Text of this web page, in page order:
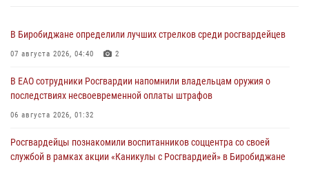
В Биробиджане определили лучших стрелков среди росгвардейцев
07 августа 2026, 04:40 2
В ЕАО сотрудники Росгвардии напомнили владельцам оружия о
последствиях несвоевременной оплаты штрафов
06 августа 2026, 01:32
Росгвардейцы познакомили воспитанников соццентра со своей
службой в рамках акции «Каникулы с Росгвардией» в Биробиджане